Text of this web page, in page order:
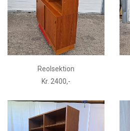
Reolsektion
Kr. 2400,-